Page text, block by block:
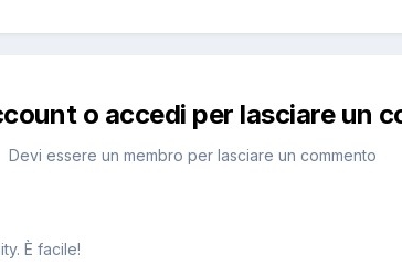
o accedi per lasciare un
Devi essere un membro per lasciare un commento
È facile!